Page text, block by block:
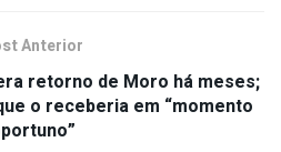
Anterior
retorno de Moro há meses;
o receberia em “momento